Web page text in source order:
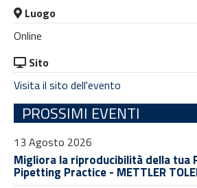
Luogo
Online
Sito
Visita il sito dell'evento
PROSSIMI EVENTI
13 Agosto 2026
Migliora la riproducibilità della tua
Pipetting Practice - METTLER